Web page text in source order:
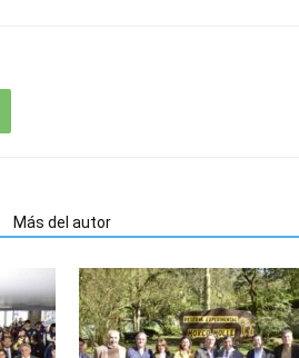
Más del autor